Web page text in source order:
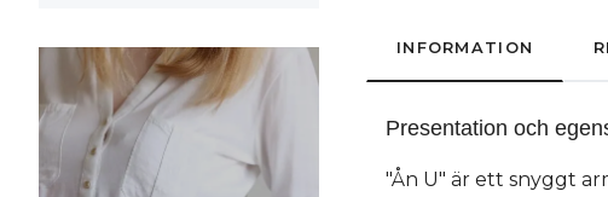
INFORMATION
Presentation och
"Ån U" är ett snyggt